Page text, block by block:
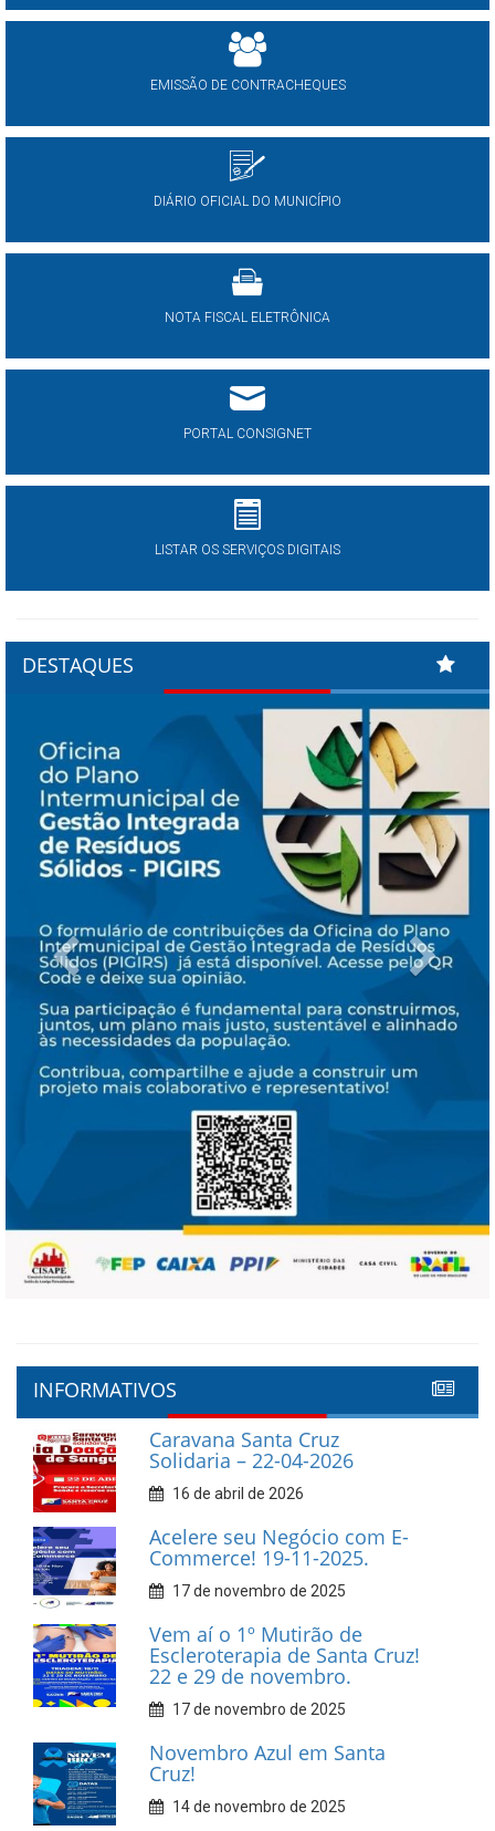
EMISSÃO DE CONTRACHEQUES
DIÁRIO OFICIAL DO MUNICÍPIO
NOTA FISCAL ELETRÔNICA
PORTAL CONSIGNET
LISTAR OS SERVIÇOS DIGITAIS
DESTAQUES
Previous Next
INFORMATIVOS
Caravana Santa Cruz
Solidaria – 22-04-2026
16 de abril de 2026
Acelere seu Negócio com E-
Commerce! 19-11-2025.
17 de novembro de 2025
Vem aí o 1º Mutirão de
Escleroterapia de Santa Cruz!
22 e 29 de novembro.
17 de novembro de 2025
Novembro Azul em Santa
Cruz!
14 de novembro de 2025